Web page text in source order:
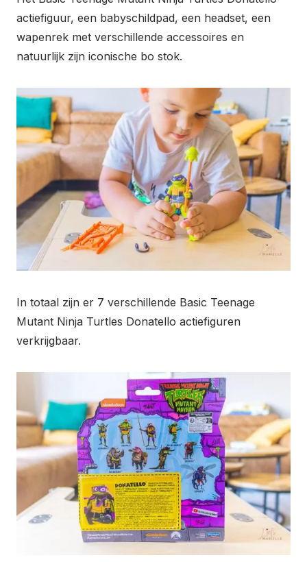
actiefiguur, een babyschildpad, een headset, een
wapenrek met verschillende accessoires en
natuurlijk zijn iconische bo stok.
In totaal zijn er 7 verschillende Basic Teenage
Mutant Ninja Turtles Donatello actiefiguren
verkrijgbaar.